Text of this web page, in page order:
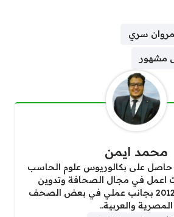
مروان سري
مشهور
محمد ايمن
على بكالوريوس علوم الحاسب
اعمل في مجال الصحافة وتدوين
المحتوى منذ عام 2012 بجانب عملي في بعض الصحف
المصرية والعربية..